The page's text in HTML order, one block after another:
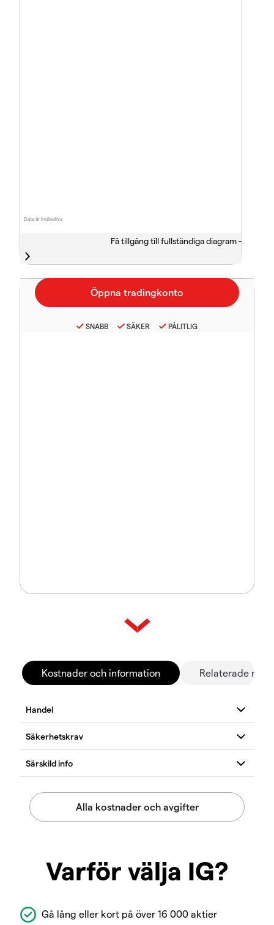
Data är indikativa
Få tillgång till fullständiga diagram -
SNABB SÄKER PÅLITLIG
Kostnader och information Relaterade
Varför välja IG?
Gå lång eller kort på över 16 000 aktier